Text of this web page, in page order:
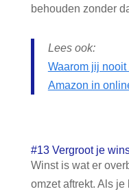
behouden zonder
Lees ook:
Waarom jij
Amazon in
#13 Vergroot je
Winst is wat er
omzet aftrekt. Als